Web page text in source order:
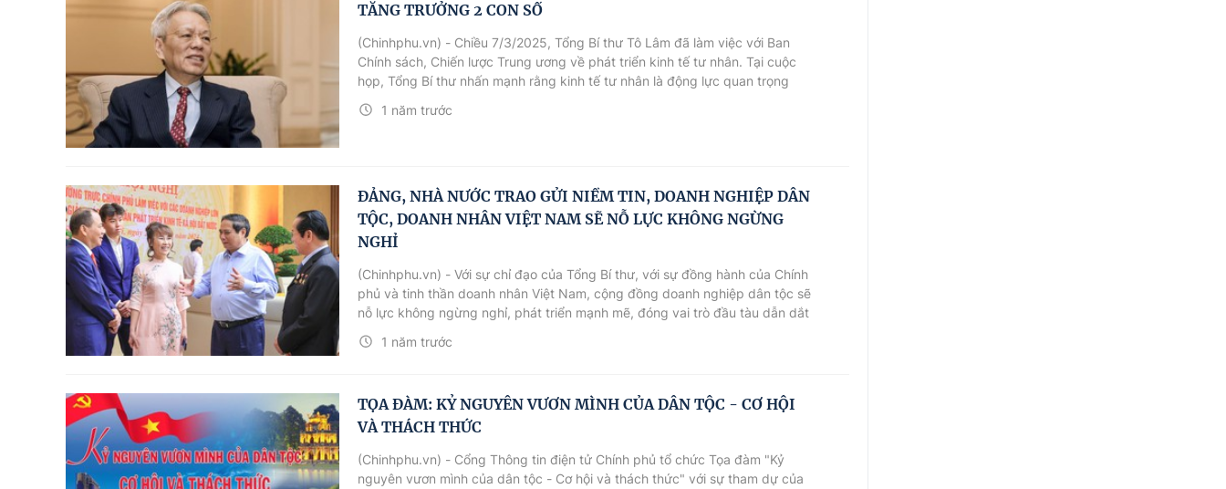
TĂNG TRƯỞNG 2 CON SỐ
1 năm trước
(Chinhphu.vn) - Chiều 7/3/2025, Tổng Bí thư Tô Lâm đã làm việc với Ban
Chính sách, Chiến lược Trung ương về phát triển kinh tế tư nhân. Tại cuộc
họp, Tổng Bí thư nhấn mạnh rằng kinh tế tư nhân là động lực quan trọng
nhất cho tăng trưởng kinh tế.
ĐẢNG, NHÀ NƯỚC TRAO GỬI NIỀM TIN, DOANH NGHIỆP DÂN
TỘC, DOANH NHÂN VIỆT NAM SẼ NỖ LỰC KHÔNG NGỪNG
NGHỈ
1 năm trước
(Chinhphu.vn) - Với sự chỉ đạo của Tổng Bí thư, với sự đồng hành của Chính
phủ và tinh thần doanh nhân Việt Nam, cộng đồng doanh nghiệp dân tộc sẽ
nỗ lực không ngừng nghỉ, phát triển mạnh mẽ, đóng vai trò đầu tàu dẫn dắt
nền kinh tế, đưa Việt Nam trở thành một quốc gia hùng cường, có vị thế
vững chắc trên trường quốc tế.
TỌA ĐÀM: KỶ NGUYÊN VƯƠN MÌNH CỦA DÂN TỘC - CƠ HỘI
VÀ THÁCH THỨC
(Chinhphu.vn) - Cổng Thông tin điện tử Chính phủ tổ chức Tọa đàm "Kỷ
nguyên vươn mình của dân tộc - Cơ hội và thách thức" với sự tham dự của